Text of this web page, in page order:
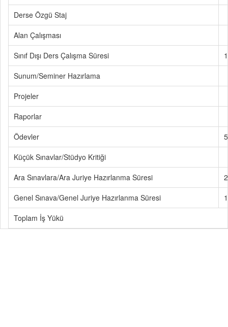
Derse Özgü Staj
Alan Çalışması
Sınıf Dışı Ders Çalışma Süresi
Sunum/Seminer Hazırlama
Projeler
Raporlar
Ödevler
5
Küçük Sınavlar/Stüdyo Kritiği
Ara Sınavlara/Ara Juriye Hazırlanma Süresi
2
Genel Sınava/Genel Juriye Hazırlanma Süresi
1
Toplam İş Yükü